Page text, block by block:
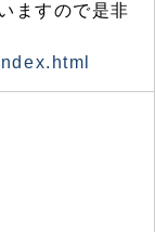
ますので是非